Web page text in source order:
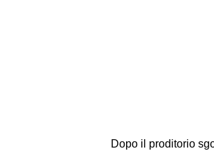
Dopo il proditorio